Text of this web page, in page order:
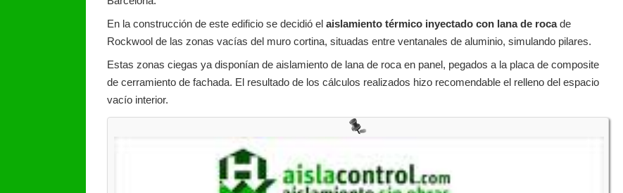
En la construcción de este edificio se decidió el aislamiento térmico inyectado con lana de rocade
Rockwool de las zonas vacías del muro cortina, situadas entre ventanales de aluminio, simulando pilares.
Estas zonas ciegas ya disponían de aislamiento de lana de roca en panel, pegados a la placa de composite
de cerramiento de fachada. El resultado de los cálculos realizados hizo recomendable el relleno del espacio
vacío interior.